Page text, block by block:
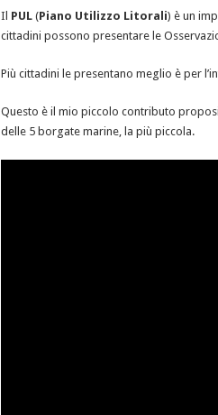
Il PUL(Piano Utilizzo Litorali) è un
cittadini possono presentare le
Più cittadini le presentano meglio è per
Questo è il mio piccolo contributo
delle 5 borgate marine, la più piccola.